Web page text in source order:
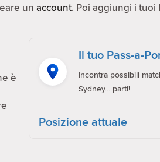
un account. Poi aggiungi i tuoi
è
Il tuo Pass-a-
Incontra possibili
Sydney... parti!
Posizione attuale